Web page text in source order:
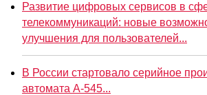
Развитие цифровых сервисов в
телекоммуникаций: новые
улучшения для пользователей...
В России стартовало серийное
автомата А-545...